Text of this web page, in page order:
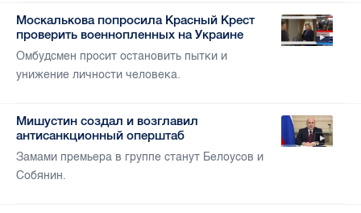
Москалькова попросила Красный Крест
проверить военнопленных на Украине
Омбудсмен просит остановить пытки и
унижение личности человека.
Мишустин создал и возглавил
антисанкционный оперштаб
Замами премьера в группе станут Белоусов и
Собянин.